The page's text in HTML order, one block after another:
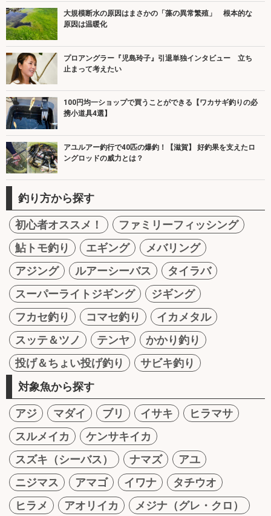
大規模断水の原因はまさかの「藻の異常繁殖」 根本的な
原因は温暖化
プロアングラー『児島玲子』引退単独インタビュー 立ち
止まって考えたい
100円均一ショップで買うことができる【ワカサギ釣りの必
携小道具4選】
アユルアー釣行で40匹の爆釣！【滋賀】 好釣果を支えたロ
ングロッドの威力とは？
釣り方から探す
初心者オススメ！
ファミリーフィッシング
鮎トモ釣り
エギング
メバリング
アジング
ルアーシーバス
タイラバ
スーパーライトジギング
ジギング
フカセ釣り
コマセ釣り
イカメタル
スッテ＆ツノ
テンヤ
かかり釣り
投げ＆ちょい投げ釣り
サビキ釣り
対象魚から探す
アジ マダイ ブリ イサキ
ヒラマサ
スルメイカ
ケンサキイカ
スズキ（シーバス）
ナマズ
アユ
ニジマス
アマゴ イワナ
タチウオ
ヒラメ
アオリイカ
メジナ（グレ・クロ）